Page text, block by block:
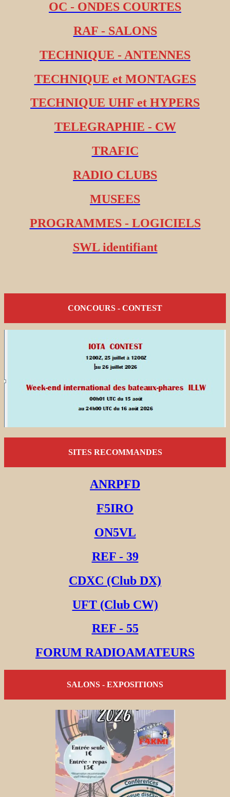
OC - ONDES COURTES
RAF - SALONS
TECHNIQUE - ANTENNES
TECHNIQUE et MONTAGES
TECHNIQUE UHF et HYPERS
TELEGRAPHIE - CW
TRAFIC
RADIO CLUBS
MUSEES
PROGRAMMES - LOGICIELS
SWL identifiant
CONCOURS - CONTEST
SITES RECOMMANDES
ANRPFD
F5IRO
ON5VL
REF - 39
CDXC (Club DX)
UFT (Club CW)
REF - 55
FORUM RADIOAMATEURS
SALONS - EXPOSITIONS